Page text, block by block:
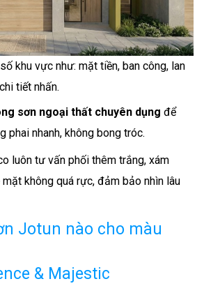
khu vực như: mặt tiền, ban công, lan
tiết nhấn.
sơn ngoại thất chuyên dụng để
phai nhanh, không bong tróc.
luôn tư vấn phối thêm trắng, xám
không quá rực, đảm bảo nhìn lâu
Jotun nào cho màu
& Majestic